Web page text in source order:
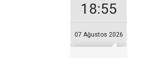
18:55
07 Ağustos 2026